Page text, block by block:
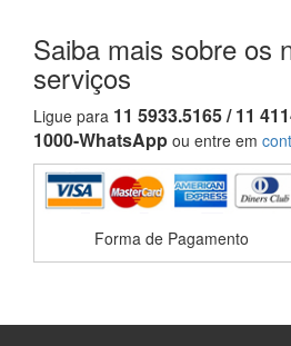
Saiba mais sobre os
serviços
Ligue para 11 5933.5165 / 11
1000-WhatsApp ou entre em
Forma de Pagamento